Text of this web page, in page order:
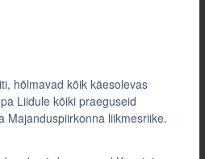
hõlmavad kõik käesolevas
Liidule kõiki praeguseid
Majanduspiirkonna liikmesriike.